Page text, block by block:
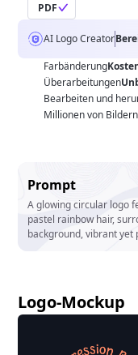
PDF
AI Logo Creator
Farbänderung
Überarbeitungen
Bearbeiten und
Millionen von
Prompt
A glowing circular logo
pastel rainbow hair,
background, vibrant yet
Logo-Mockup